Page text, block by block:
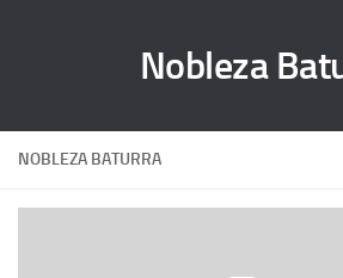
Nobleza
NOBLEZA BATURRA